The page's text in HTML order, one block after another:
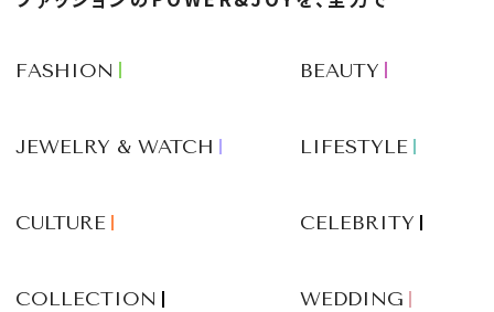
FASHION BEAUTY
JEWELRY & WATCH LIFESTYLE
CULTURE CELEBRITY
COLLECTION WEDDING